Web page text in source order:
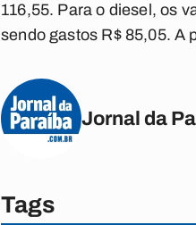
116,55. Para o diesel, os
sendo gastos R$ 85,05. A
Jornal da
Tags